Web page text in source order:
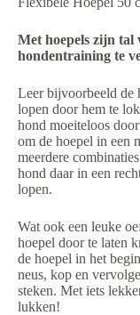
Met hoepels zijn tal
hondentraining te
Leer bijvoorbeeld de
lopen door hem te
hond moeiteloos
om de hoepel in een
meerdere
hond daar in een
lopen.
Wat ook een leuke
hoepel door te laten
de hoepel in het
neus, kop en
steken. Met iets
lukken!